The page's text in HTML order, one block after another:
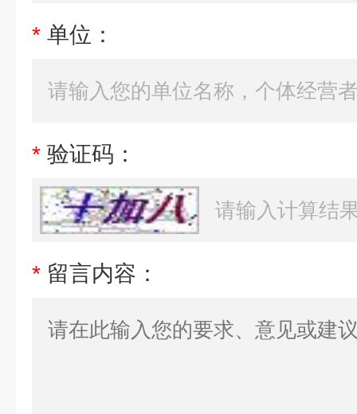
* 单位：
* 验证码：
* 留言内容：